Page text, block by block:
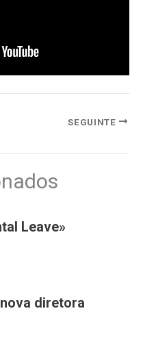
SEGUINTE
Leave»
diretora